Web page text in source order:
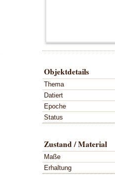
Objektdetails
Thema
Datiert
Epoche
Status
Zustand / Material
Maße
Erhaltung